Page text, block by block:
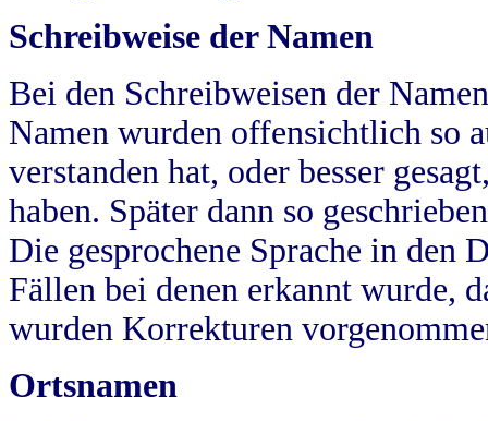
Schreibweise der Namen
Bei den Schreibweisen der
Namen wurden offensichtlich so
verstanden hat, oder besser
haben. Später dann so
Die gesprochene Sprache in
Fällen bei denen erkannt wurde,
wurden Korrekturen
Ortsnamen